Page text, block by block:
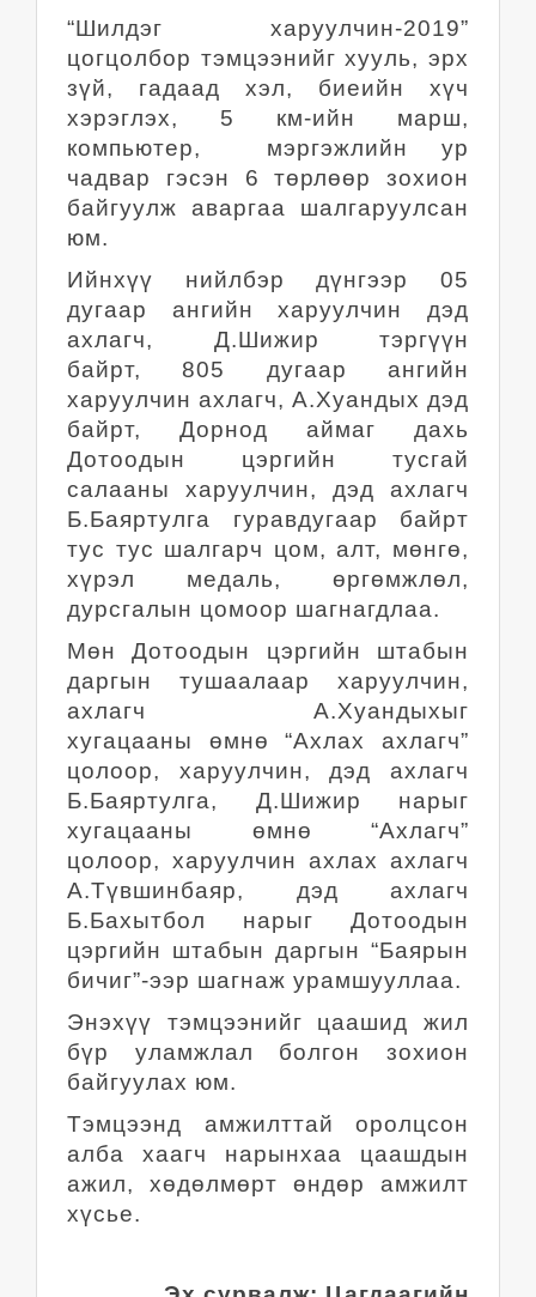
“Шилдэг харуулчин-2019”
цогцолбор тэмцээнийг хууль, эрх
зүй, гадаад хэл, биеийн хүч
хэрэглэх, 5 км-ийн марш,
компьютер, мэргэжлийн ур
чадвар гэсэн 6 төрлөөр зохион
байгуулж аваргаа шалгаруулсан
юм.
Ийнхүү нийлбэр дүнгээр 05
дугаар ангийн харуулчин дэд
ахлагч, Д.Шижир тэргүүн
байрт, 805 дугаар ангийн
харуулчин ахлагч, А.Хуандых дэд
байрт, Дорнод аймаг дахь
Дотоодын цэргийн тусгай
салааны харуулчин, дэд ахлагч
Б.Баяртулга гуравдугаар байрт
тус тус шалгарч цом, алт, мөнгө,
хүрэл медаль, өргөмжлөл,
дурсгалын цомоор шагнагдлаа.
Мөн Дотоодын цэргийн штабын
даргын тушаалаар харуулчин,
ахлагч А.Хуандыхыг
хугацааны өмнө “Ахлах ахлагч”
цолоор, харуулчин, дэд ахлагч
Б.Баяртулга, Д.Шижир нарыг
хугацааны өмнө “Ахлагч”
цолоор, харуулчин ахлах ахлагч
А.Түвшинбаяр, дэд ахлагч
Б.Бахытбол нарыг Дотоодын
цэргийн штабын даргын “Баярын
бичиг”-ээр шагнаж урамшууллаа.
Энэхүү тэмцээнийг цаашид жил
бүр уламжлал болгон зохион
байгуулах юм.
Тэмцээнд амжилттай оролцсон
алба хаагч нарынхаа цаашдын
ажил, хөдөлмөрт өндөр амжилт
хүсье.